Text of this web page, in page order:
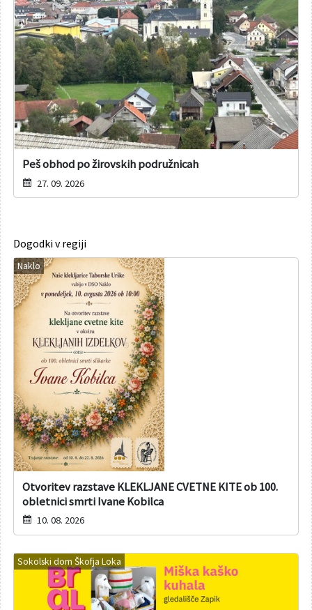
Peš obhod po žirovskih podružnicah
27. 09. 2026
Dogodki v regiji
Naklo
Otvoritev razstave KLEKLJANE CVETNE KITE ob 100.
obletnici smrti Ivane Kobilca
10. 08. 2026
Sokolski dom Škofja Loka